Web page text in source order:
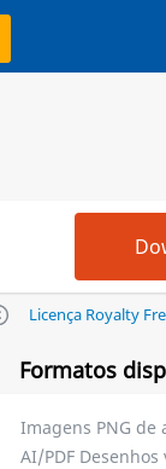
Licença Royalty
Formatos
Imagens PNG de
AI/PDF